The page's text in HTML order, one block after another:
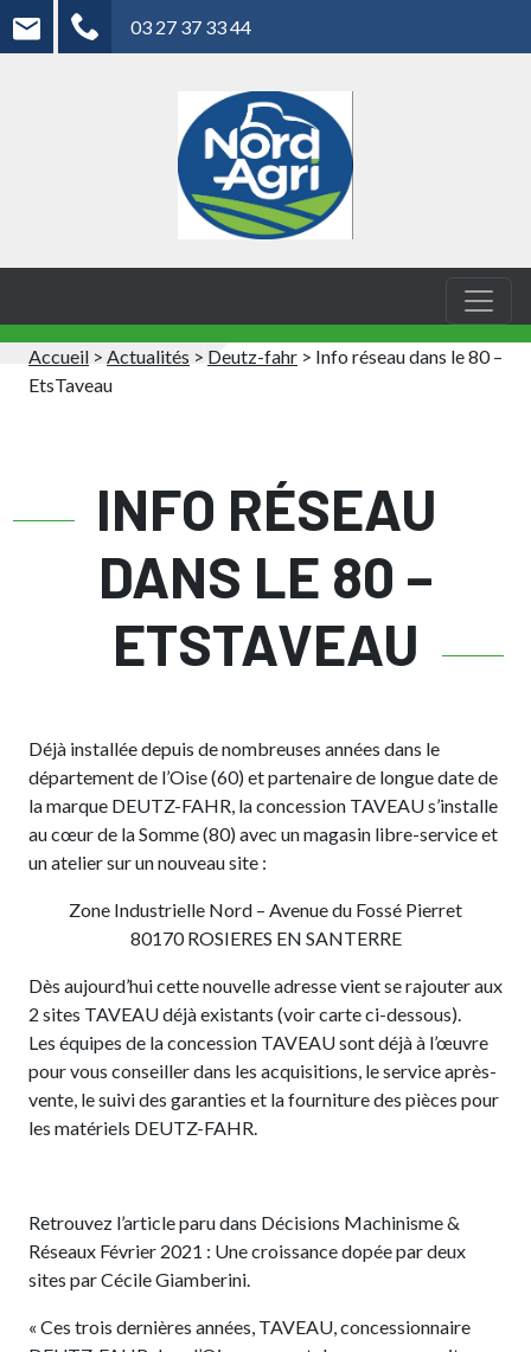
03 27 37 33 44
Accueil > Actualités > Deutz-fahr > Info réseau dans le 80 –
EtsTaveau
INFO RÉSEAU
DANS LE 80 –
ETSTAVEAU
Déjà installée depuis de nombreuses années dans le
département de l’Oise (60) et partenaire de longue date de
la marque DEUTZ-FAHR, la concession TAVEAU s’installe
au cœur de la Somme (80) avec un magasin libre-service et
un atelier sur un nouveau site :
Zone Industrielle Nord – Avenue du Fossé Pierret
80170 ROSIERES EN SANTERRE
Dès aujourd’hui cette nouvelle adresse vient se rajouter aux
2 sites TAVEAU déjà existants (voir carte ci-dessous).
Les équipes de la concession TAVEAU sont déjà à l’œuvre
pour vous conseiller dans les acquisitions, le service après-
vente, le suivi des garanties et la fourniture des pièces pour
les matériels DEUTZ-FAHR.
Retrouvez l’article paru dans Décisions Machinisme &
Réseaux Février 2021 : Une croissance dopée par deux
sites par Cécile Giamberini.
« Ces trois dernières années, TAVEAU, concessionnaire